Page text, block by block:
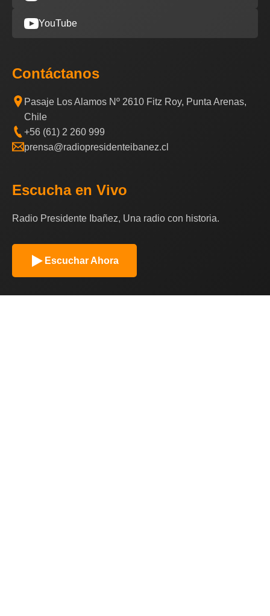
YouTube
Contáctanos
Pasaje Los Alamos Nº 2610 Fitz Roy, Punta Arenas,
Chile
+56 (61) 2 260 999
prensa@radiopresidenteibanez.cl
Escucha en Vivo
Radio Presidente Ibañez, Una radio con historia.
Escuchar Ahora